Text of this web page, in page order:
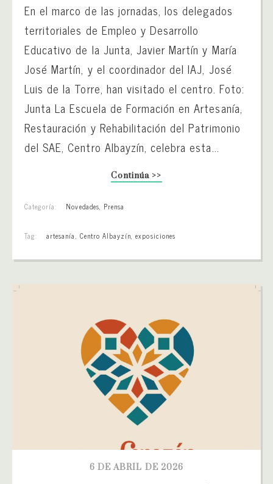
En el marco de las jornadas, los delegados
territoriales de Empleo y Desarrollo
Educativo de la Junta, Javier Martín y María
José Martín, y el coordinador del IAJ, José
Luis de la Torre, han visitado el centro. Foto:
Junta La Escuela de Formación en Artesanía,
Restauración y Rehabilitación del Patrimonio
del SAE, Centro Albayzín, celebra esta...
Continúa >>
Categoría: Novedades, Prensa
Tag: artesanía, Centro Albayzín,exposiciones
6 DE ABRIL DE 2026